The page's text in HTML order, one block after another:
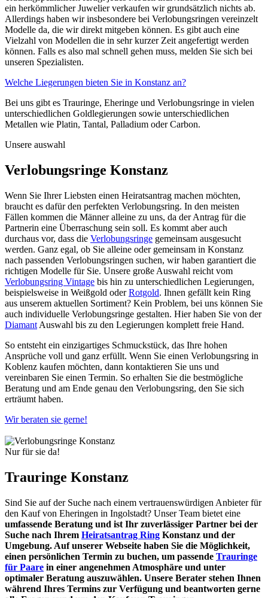
ein herkömmlicher Juwelier verkaufen wir grundsätzlich nichts ab.
Allerdings haben wir insbesondere bei Verlobungsringen vereinzelt
Modelle da, die wir direkt mitgeben können. Es gibt auch eine
Vielzahl von Modellen die in sehr kurzer Zeit angefertigt werden
können. Falls es also mal schnell gehen muss, melden Sie sich bei
unseren Spezialisten.
Welche Liegerungen bieten Sie in Konstanz an?
Bei uns gibt es Trauringe, Eheringe und Verlobungsringe in vielen
unterschiedlichen Goldlegierungen sowie unterschiedlichen
Metallen wie Platin, Tantal, Palladium oder Carbon.
Unsere auswahl
Verlobungsringe Konstanz
Wenn Sie Ihrer Liebsten einen Heiratsantrag machen möchten,
braucht es dafür den perfekten Verlobungsring. In den meisten
Fällen kommen die Männer alleine zu uns, da der Antrag für die
Partnerin eine Überraschung sein soll. Es kommt aber auch
durchaus vor, dass die Verlobungsringe gemeinsam ausgesucht
werden. Ganz egal, ob Sie alleine oder gemeinsam in Konstanz
nach passenden Verlobungsringen suchen, wir haben garantiert die
richtigen Modelle für Sie. Unsere große Auswahl reicht vom
Verlobungsring Vintage bis hin zu unterschiedlichen Legierungen,
beispielsweise in Weißgold oderRotgold. Ihnen gefällt kein Ring
aus unserem aktuellen Sortiment? Kein Problem, bei uns können Sie
auch individuelle Verlobungsringe gestalten. Hier haben Sie von der
Diamant Auswahl bis zu den Legierungen komplett freie Hand.
So entsteht ein einzigartiges Schmuckstück, das Ihre hohen
Ansprüche voll und ganz erfüllt. Wenn Sie einen Verlobungsring in
Koblenz kaufen möchten, dann kontaktieren Sie uns und
vereinbaren Sie einen Termin. So erhalten Sie die bestmögliche
Beratung und am Ende genau den Verlobungsring, den Sie sich
erträumt haben.
Wir beraten sie gerne!
Nur für sie da!
Trauringe Konstanz
Sind Sie auf der Suche nach einem vertrauenswürdigen Anbieter für
den Kauf von Eheringen in Ingolstadt? Unser Team bietet eine
umfassende Beratung und ist Ihr zuverlässiger Partner bei der
Suche nach Ihrem Heiratsantrag Ring Konstanz und der
Umgebung. Aufunserer Webseite haben Sie die Möglichkeit,
einen persönlichen Termin zu buchen, um passende Trauringe
für Paare in einer angenehmen Atmosphäre und unter
optimaler Beratung auszuwählen. Unsere Berater stehen Ihnen
während Ihres Termins zur Verfügung und beantworten gerne